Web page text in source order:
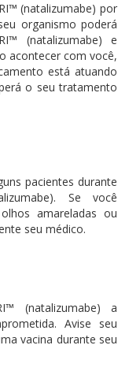
(natalizumabe) por
organismo poderá
(natalizumabe) e
acontecer com você,
está atuando
o seu tratamento
pacientes durante
Se você
amareladas ou
seu médico.
(natalizumabe) a
Avise seu
vacina durante seu